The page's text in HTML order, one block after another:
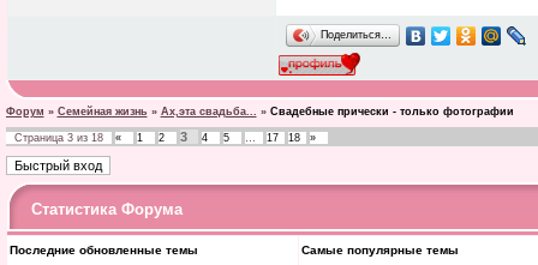
Поделиться…
Форум » Семейная жизнь » Ах,эта свадьба... » Свадебные прически - только фотографии
Страница 3из 18 « 1 2 3 4 5 … 17 18 »
Статистика Форума
Последние обновленные темы Самые популярные темы